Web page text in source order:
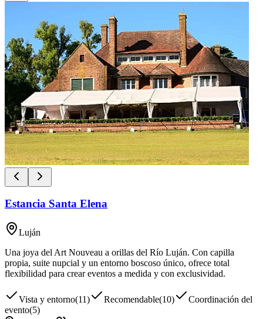
Estancia Santa Elena
Luján
Una joya del Art Nouveau a orillas del Río Luján. Con capilla
propia, suite nupcial y un entorno boscoso único, ofrece total
flexibilidad para crear eventos a medida y con exclusividad.
Vista y entorno(11) Recomendable(10)
Coordinación del
evento(5)